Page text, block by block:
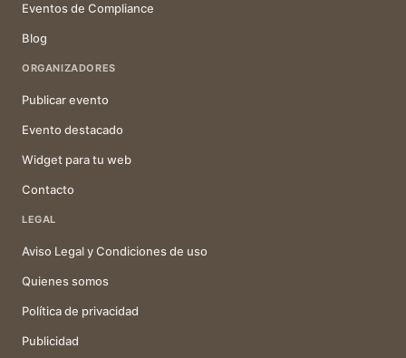
Eventos de Compliance
Blog
ORGANIZADORES
Publicar evento
Evento destacado
Widget para tu web
Contacto
LEGAL
Aviso Legal y Condiciones de uso
Quienes somos
Política de privacidad
Publicidad